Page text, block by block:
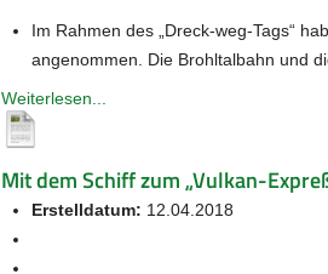
Im Rahmen des „Dreck-weg-Tags“
angenommen. Die Brohltalbahn und
Weiterlesen...
Mit dem Schiff zum „Vulkan-
Erstelldatum: 12.04.2018